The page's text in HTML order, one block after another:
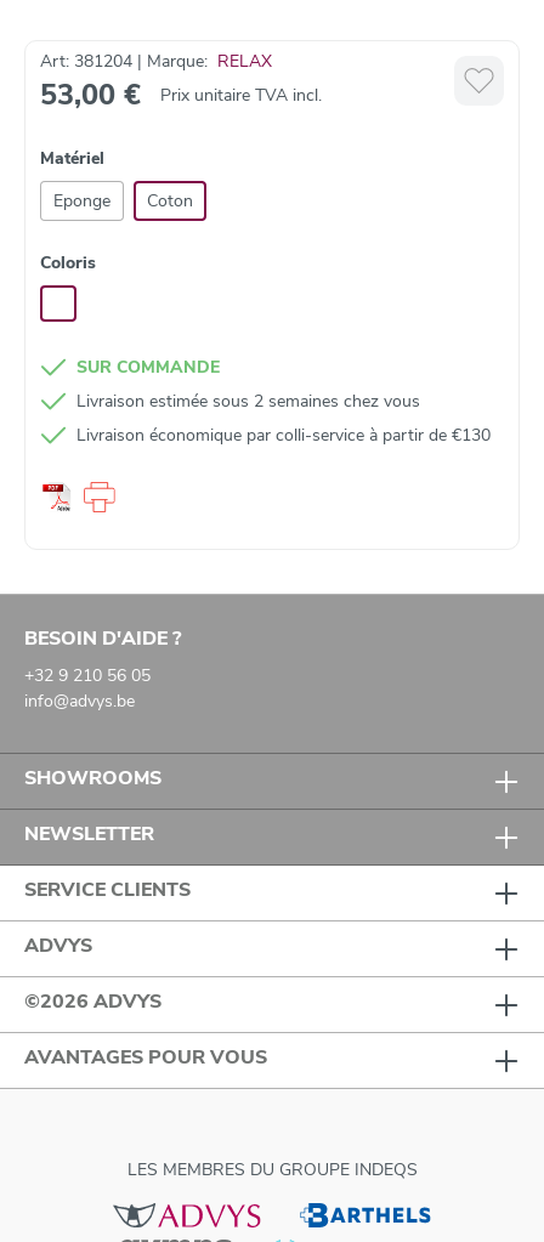
Matériaux disponibles :
Coton et tissu éponge
Autres matériaux et couleurs sur demande
Instructions de lavage :
Toutes les housses sont lavables à 60°
Art: 381204 | Marque: RELAX
53,00 € Prix unitaire TVA incl.
Matériel
Eponge
Coton
Coloris
SUR COMMANDE
Livraison estimée sous 2 semaines chez vous
Livraison économique par colli‑service à partir de €130
BESOIN D'AIDE ?
+32 9 210 56 05
info@advys.be
SHOWROOMS
NEWSLETTER
SERVICE CLIENTS
ADVYS
©2026 ADVYS
AVANTAGES POUR VOUS
LES MEMBRES DU GROUPE INDEQS